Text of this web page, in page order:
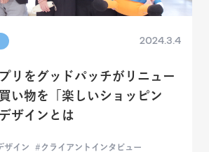
2024.3.4
リをグッドパッチがリニュー
い物を「楽しいショッピン
ザインとは
ザイン
クライアントインタビュー